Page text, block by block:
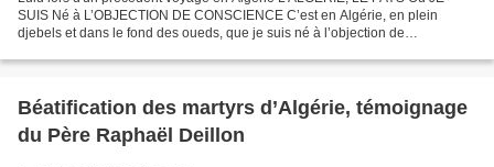
SUIS Né à L’OBJECTION DE CONSCIENCE C’est en Algérie, en plein
djebels et dans le fond des oueds, que je suis né à l’objection de
Béatification des martyrs d’Algérie, témoignage
du Père Raphaël Deillon